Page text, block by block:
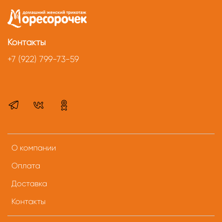
О компании
Оплата
Доставка
Контакты
Контакты
+7 (922) 799-73-59